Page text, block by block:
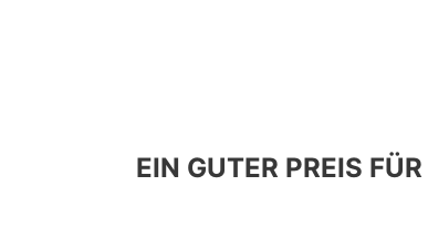
EIN GUTER PREIS